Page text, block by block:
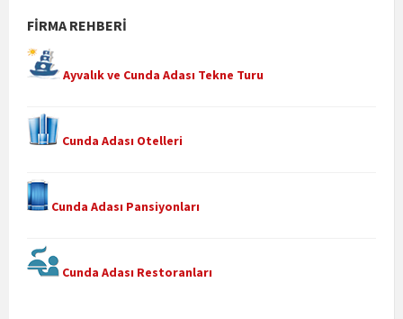
FIRMA REHBERI
Ayvalık ve Cunda Adası Tekne Turu
Cunda Adası Otelleri
Cunda Adası Pansiyonları
Cunda Adası Restoranları